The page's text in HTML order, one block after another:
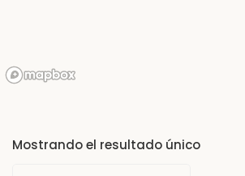
Mostrando el resultado único